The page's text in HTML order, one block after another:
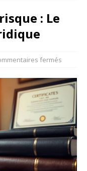
: Le
fermés